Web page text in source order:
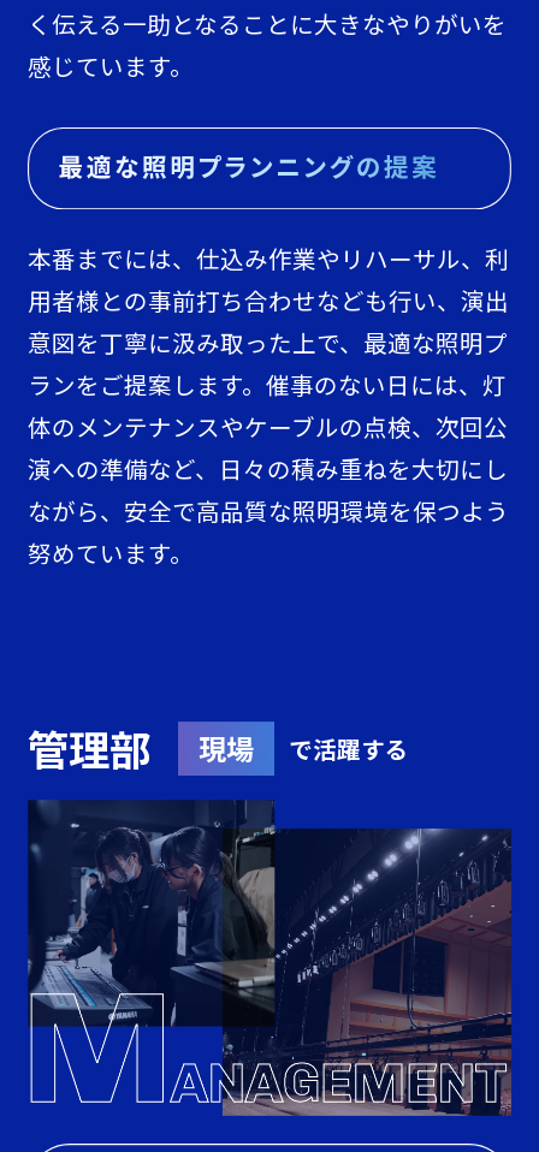
く伝える一助となることに大きなやりがいを
感じています。
本番までには、仕込み作業やリハーサル、利
用者様との事前打ち合わせなども行い、演出
意図を丁寧に汲み取った上で、最適な照明プ
ランをご提案します。催事のない日には、灯
体のメンテナンスやケーブルの点検、次回公
演への準備など、日々の積み重ねを大切にし
ながら、安全で高品質な照明環境を保つよう
努めています。
管理部 現場 で活躍する